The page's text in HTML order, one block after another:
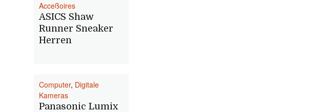
Acceßoires
ASICS Shaw
Runner Sneaker
Herren
Computer, Digitale
Kameras
Panasonic Lumix